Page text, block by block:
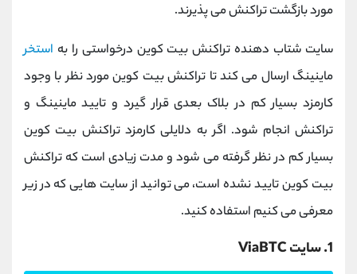
مورد بازگشت تراکنش می پذیرند.
سایت شتاب دهنده تراکنش بیت کوین درخواستی را به استخر
ماینینگ ارسال می کند تا تراکنش بیت کوین مورد نظر با وجود
کارمزد بسیار کم در بلاک بعدی قرار گیرد و تایید ماینینگ و
تراکنش انجام شود. اگر به دلایلی کارمزد تراکنش بیت کوین
بسیار کم در نظر گرفته می شود و مدت زیادی است که تراکنش
بیت کوین تایید نشده است، می توانید از سایت هایی که در زیر
معرفی می کنیم استفاده کنید.
1. سایت ViaBTC